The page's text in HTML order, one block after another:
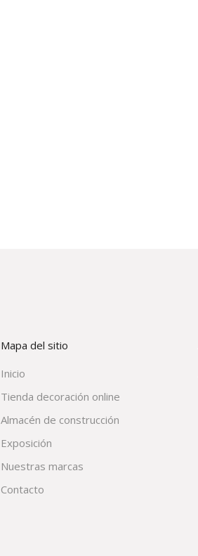
Mapa del sitio
Inicio
Tienda decoración online
Almacén de construcción
Exposición
Nuestras marcas
Contacto